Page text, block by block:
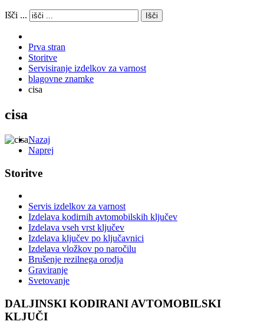
Išči ... Išči
Prva stran
Storitve
Servisiranje izdelkov za varnost
blagovne znamke
cisa
cisa
Nazaj
Naprej
Storitve
Servis izdelkov za varnost
Izdelava kodirnih avtomobilskih ključev
Izdelava vseh vrst ključev
Izdelava ključev po ključavnici
Izdelava vložkov po naročilu
Brušenje rezilnega orodja
Graviranje
Svetovanje
DALJINSKI KODIRANI AVTOMOBILSKI
KLJUČI